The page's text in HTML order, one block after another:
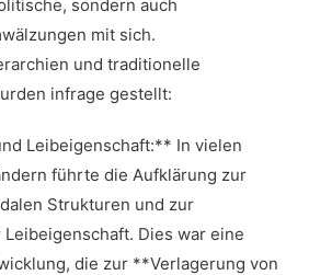
⁣sondern auch
mit sich.
und traditionelle​
infrage gestellt:
​Leibeigenschaft:**⁢ In vielen⁣
führte die Aufklärung ‌zur
Strukturen⁣ und zur
⁢Dies war eine
die zur **Verlagerung von